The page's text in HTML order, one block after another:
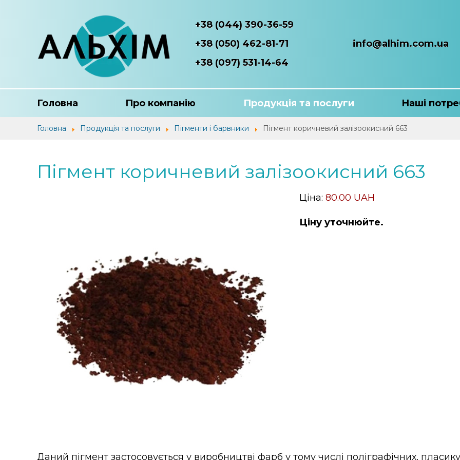
+38 (044) 390-36-59
+38 (050) 462-81-71
+38 (097) 531-14-64
info@alhim.com.ua
Головна Про компанію Продукція та послуги Наші
Головна Продукція та послуги Пігменти і барвники Пігмент коричневий залізоокисний 663
Пігмент коричневий залізоокисний 663
Ціна: 80.00 UAH
Ціну уточнюйте.
Даний пігмент застосовується у виробництві фарб у тому числі поліграфічних,